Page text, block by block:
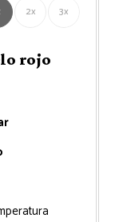
2x 3x
rojo